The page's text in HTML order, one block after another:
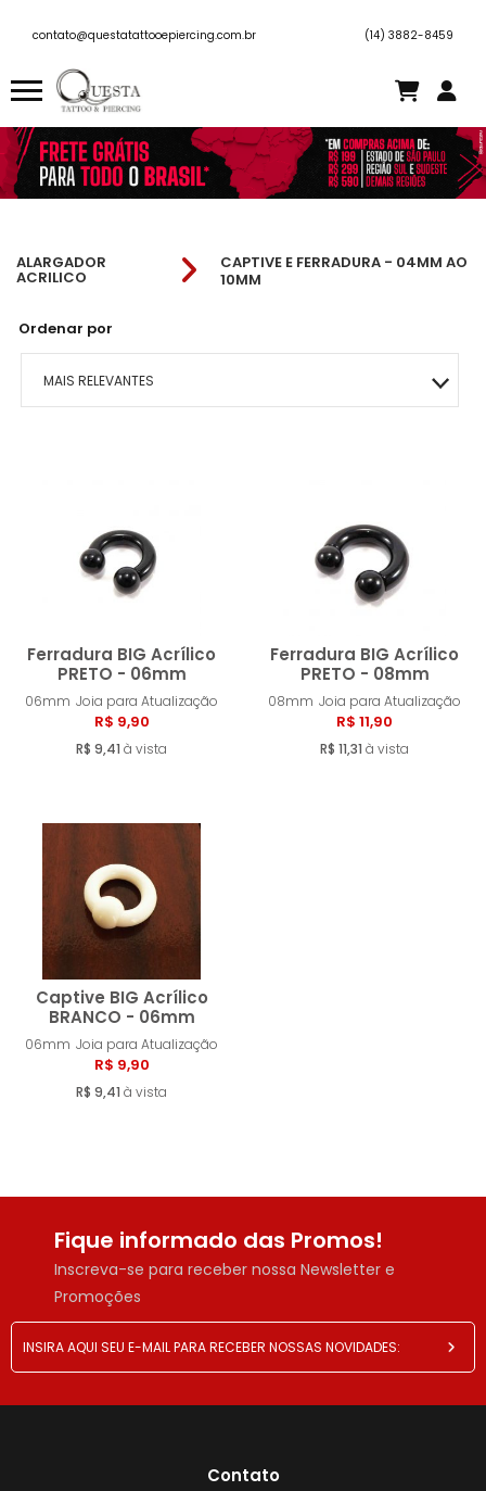
contato@questatattooepiercing.com.br (14) 3882-8459
ALARGADOR
ACRILICO
CAPTIVE E FERRADURA - 04MM AO
10MM
Ordenar por
MAIS RELEVANTES
MAIOR PREÇO
Ferradura BIG Acrílico
PRETO - 06mm
06mm Joia para Atualização
R$ 9,90
R$ 9,41 à vista
Comprar
Ferradura BIG Acrílico
PRETO - 08mm
08mm Joia para Atualização
R$ 11,90
R$ 11,31 à vista
Captive BIG Acrílico
BRANCO - 06mm
06mm Joia para Atualização
R$ 9,90
R$ 9,41 à vista
Comprar
Fique informado das Promos!
Inscreva-se para receber nossa Newsletter e
Promoções
Contato